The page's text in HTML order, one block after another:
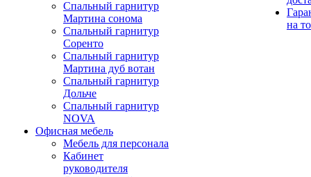
Спальный гарнитур
Мартина сонома
Спальный гарнитур
Соренто
Спальный гарнитур
Мартина дуб вотан
Спальный гарнитур
Дольче
Спальный гарнитур
NOVA
Офисная мебель
Мебель для персонала
Кабинет
руководителя
на